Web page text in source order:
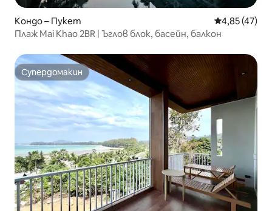
Кондо – Пукет Средна
4,85 (47)
Плаж Mai Khao 2BR | Ъглов блок, басейн, балкон
Супердомакин
Супердомакин